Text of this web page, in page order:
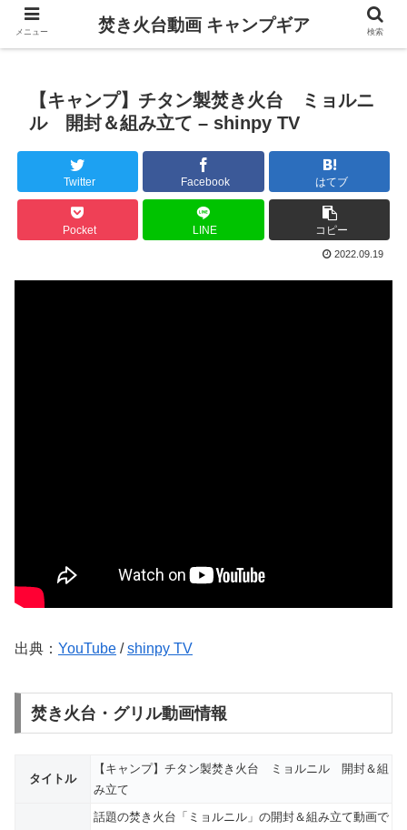
【キャンプ】チタン製焚き火台 ミョルニ
ル 開封＆組み立て – shinpy TV
Twitter Facebook はてブ
Pocket LINE コピー
2022.09.19
出典： YouTube /shinpy TV
焚き火台・グリル動画情報
タイトル
【キャンプ】チタン製焚き火台 ミョルニル 開封＆組
み立て
話題の焚き火台「ミョルニル」の開封＆組み立て動画で
メニュー 焚き火台動画 キャンプギア 検索